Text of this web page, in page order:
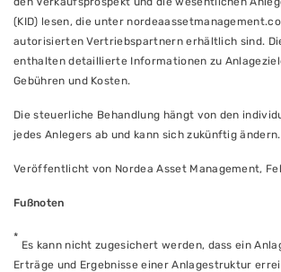
(KID) lesen, die unter
autorisierten Vertriebspartnern erhältlich sind.
enthalten detaillierte Informationen zu
Gebühren und Kosten.
Die steuerliche Behandlung hängt von den
jedes Anlegers ab und kann sich zukünftig ändern.
Veröffentlicht von Nordea Asset Management,
Fußnoten
*
Es kann nicht zugesichert werden, dass ein
Erträge und Ergebnisse einer Anlagestruktur